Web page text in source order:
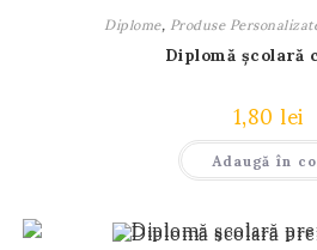
Diplome,Produse
Diplomă școlară
1,80lei
Adaugă în